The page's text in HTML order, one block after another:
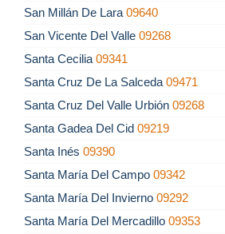
San Millán De Lara 09640
San Vicente Del Valle 09268
Santa Cecilia 09341
Santa Cruz De La Salceda 09471
Santa Cruz Del Valle Urbión 09268
Santa Gadea Del Cid 09219
Santa Inés 09390
Santa María Del Campo 09342
Santa María Del Invierno 09292
Santa María Del Mercadillo 09353